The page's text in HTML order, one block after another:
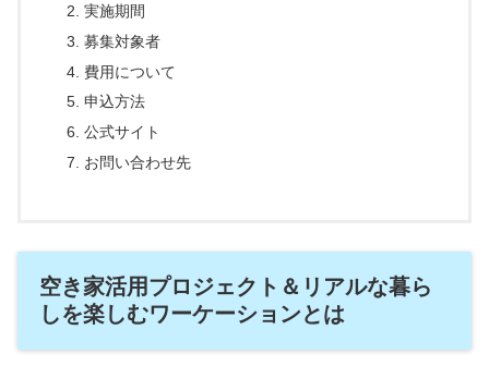
実施期間
募集対象者
費用について
申込方法
公式サイト
お問い合わせ先
空き家活用プロジェクト＆リアルな暮ら
しを楽しむワーケーションとは